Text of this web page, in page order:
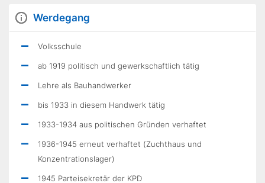
Werdegang
Volksschule
ab 1919 politisch und gewerkschaftlich tätig
Lehre als Bauhandwerker
bis 1933 in diesem Handwerk tätig
1933-1934 aus politischen Gründen verhaftet
1936-1945 erneut verhaftet (Zuchthaus und
Konzentrationslager)
1945 Parteisekretär der KPD